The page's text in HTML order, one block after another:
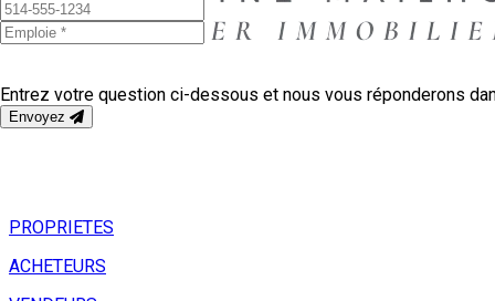
PROPRIETES
ACHETEURS
Entrez votre question ci-dessous et nous vous réponderons
Envoyez